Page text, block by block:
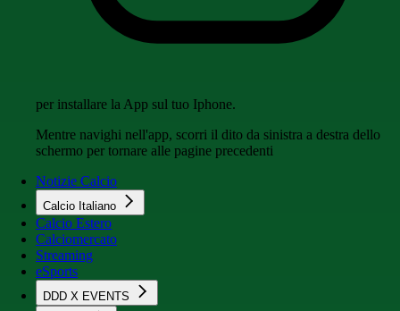
per installare la App sul tuo Iphone.
Mentre navighi nell'app, scorri il dito da sinistra a destra dello
schermo per tornare alle pagine precedenti
Notizie Calcio
Calcio Italiano
Calcio Estero
Calciomercato
Streaming
eSports
DDD X EVENTS